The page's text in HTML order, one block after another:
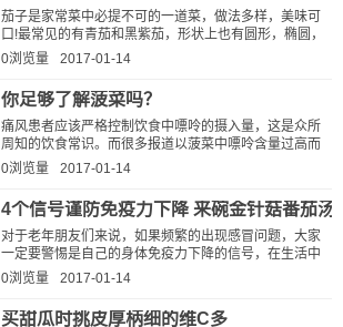
茄子是家常菜中必提不可的一道菜，做法多样，美味可
口!最常见的有青茄和黑紫茄，形状上也有圆形，椭圆，
梨形等各种。那么你知道茄子怎么吃...
0浏览量 2017-01-14
你足够了解菠菜吗？
痛风患者应该严格控制饮食中嘌呤的摄入量，这是众所
周知的饮食常识。而很多报道以菠菜中嘌呤含量过高而
将其列入禁区，菠菜在蔬菜嘌呤...
0浏览量 2017-01-14
4个信号谨防免疫力下降 来碗金针菇番茄汤
对于老年朋友们来说，如果频繁的出现感冒问题，大家
一定要警惕是自己的身体免疫力下降的信号，在生活中
如果你发现自己常常出现下面的这...
0浏览量 2017-01-14
买甜瓜时挑皮厚柄细的维C多